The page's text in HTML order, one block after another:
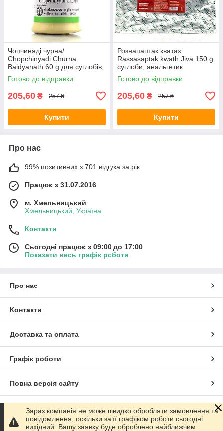
Чопчиняді чурна/
Chopchinyadi Churna
Baidyanath 60 g для суглобів,
у разі артритів, артрозів
Готово до відправки
205,60 ₴ 257 ₴
Купити
Рознапаптак кватах
Rassasaptak kwath Jiva 150 g
суглоби, анальгетик
Готово до відправки
205,60 ₴ 257 ₴
Купити
Про нас
99% позитивних з 701 відгука за рік
Працює з 31.07.2016
м. Хмельницький
Хмельницький, Україна
Контакти
Сьогодні працює з 09:00 до 17:00
Показати весь графік роботи
Про нас
Контакти
Доставка та оплата
Графік роботи
Повна версія сайту
Сайт створено на маркетплейсіProm.ua
Зараз компанія не може швидко обробляти замовлення та
повідомлення, оскільки за її графіком роботи сьогодні
вихідний. Вашу заявку буде оброблено найближчим